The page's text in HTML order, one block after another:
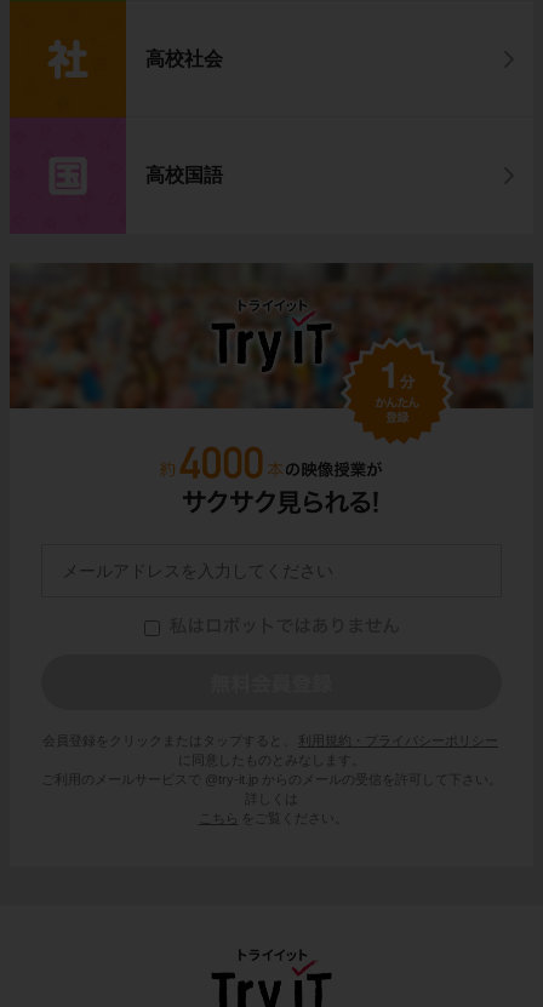
高校社会
高校国語
会員登録をクリックまたはタップすると、
利用規約・プライバシーポリシー
に同意したものとみなします。
ご利用のメールサービスで @try-it.jp からのメールの受信を許可して下さい。
詳しくは
こちら
をご覧ください。